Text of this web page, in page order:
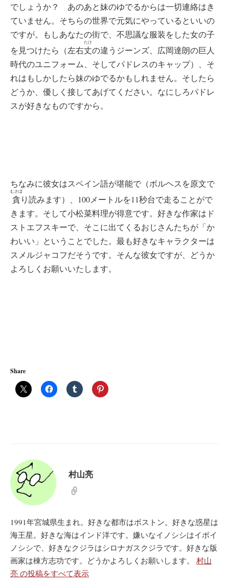
でしょうか？ あのあと妹のゆでるからは一切連絡はき
ていません。そちらの世界で元気にやっているといいの
ですが。もしあなたの街で、不思議な服装をした女の子
を見つけたら（左右丈
たけ
の違うジーンズ、広岡達朗の巨人
時代のユニフォーム、そしてパドレスのキャップ）、そ
れはもしかしたら妹のゆでるかもしれません。そしたら
どうか、優しく接してあげてください。なにしろパドレ
スが好きなものですから。
ちなみに彼女はスペイン語が堪能で（ボルヘスを原文で
貪
むさぼ
り読みます）、100メートルを11秒台で走ることがで
きます。そして小松菜料理が得意です。好きな作家はド
ストエフスキーで、そこに出てくるおじさんたちが「か
わいい」ということでした。最も好きなキャラクターは
スメルジャコフだそうです。そんな彼女ですが、どうか
よろしくお願いいたします。
Share
村山亮
1991年宮城県生まれ。好きな都市はボストン。好きな惑星は
海王星。好きな海はインド洋です。嫌いなイノシシはイボイ
ノシシで、好きなクジラはシロナガスクジラです。好きな版
画家は棟方志功です。どうかよろしくお願いします。 村山
亮 の投稿をすべて表示